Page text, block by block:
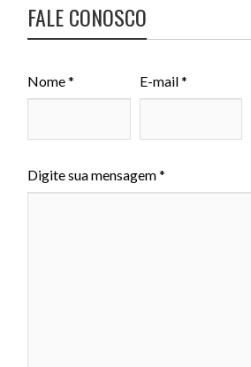
FALE CONOSCO
Nome * E-mail *
Digite sua mensagem *